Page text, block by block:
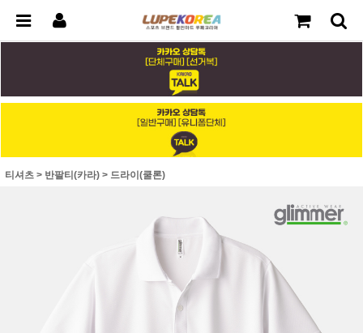
티셔츠 > 반팔티(카라) > 드라이(쿨론)